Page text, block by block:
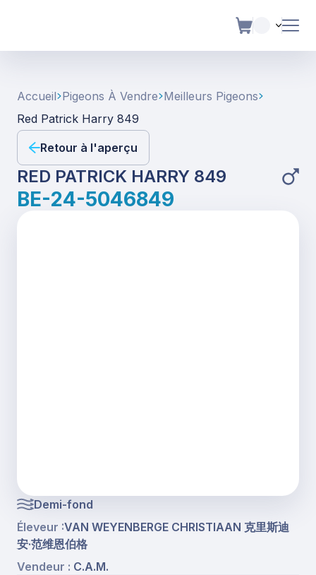
Accueil Pigeons À Vendre Meilleurs Pigeons
Red Patrick Harry 849
Retour à l'aperçu
RED PATRICK HARRY 849
BE-24-5046849
Demi-fond
Éleveur :VAN WEYENBERGE CHRISTIAAN 克里斯迪
安·范维恩伯格
Vendeur : C.A.M.